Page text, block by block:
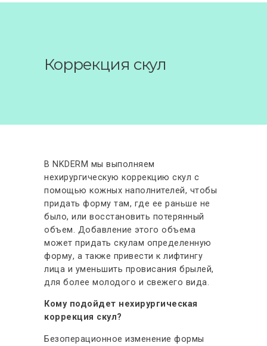
Коррекция скул
АКЦИИ
В NKDERM мы выполняем
нехирургическую коррекцию скул с
помощью кожных наполнителей, чтобы
придать форму там, где ее раньше не
было, или восстановить потерянный
объем. Добавление этого объема
может придать скулам определенную
форму, а также привести к лифтингу
лица и уменьшить провисания брылей,
для более молодого и свежего вида.
Кому подойдет нехирургическая
коррекция скул?
Безоперационное изменение формы